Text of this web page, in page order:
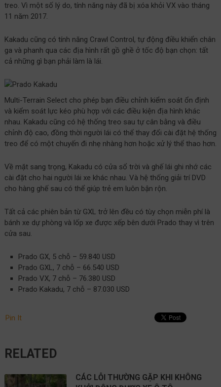
treo. Vì một số lý do, tính năng này đã bị xóa khỏi VX vào tháng
11 năm 2017.
Kakadu cũng có tính năng Crawl Control, tự động điều khiển chân
ga và phanh qua các địa hình rất gồ ghề ở tốc độ bạn chọn: tất
cả những gì bạn phải làm là lái.
Multi-Terrain Select cho phép bạn điều chỉnh kiểm soát ổn định
và kiểm soát lực kéo phù hợp với các điều kiện địa hình khác
nhau. Kakadu cũng có hệ thống treo sau tự cân bằng và điều
chỉnh độ cao, đồng thời người lái có thể thay đổi cài đặt hệ thống
treo để có một chuyến đi nhẹ nhàng hơn hoặc xử lý thể thao hơn.
Về mặt sang trọng, Kakadu có cửa sổ trời và ghế lái ghi nhớ các
cài đặt cho hai người lái xe khác nhau. Và hệ thống giải trí DVD
cho hàng ghế sau có thể giúp trẻ em luôn bận rộn.
Tất cả các phiên bản từ GXL trở lên đều có tùy chọn miễn phí là
bánh xe dự phòng và lốp xe được xếp bên dưới Prado thay vì trên
cửa sau.
Prado GX, 5 chỗ – 59.840 USD
Prado GXL, 7 chỗ – 66.540 USD
Prado VX, 7 chỗ – 76.380 USD
Prado Kakadu, 7 chỗ – 87.030 USD
Pin It
RELATED
CÁC LỖI THƯỜNG GẶP KHI KHÔNG